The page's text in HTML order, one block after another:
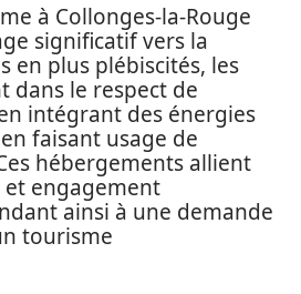
à Collonges-la-Rouge
significatif vers la
en plus plébiscités, les
dans le respect de
intégrant des énergies
faisant usage de
hébergements allient
engagement
ainsi à une demande
tourisme